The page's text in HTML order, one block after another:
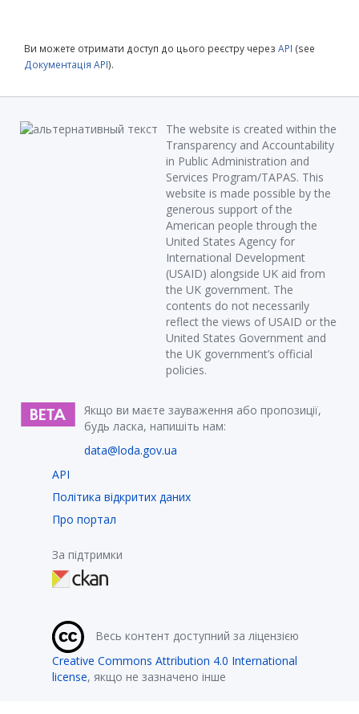
Ви можете отримати доступ до цього реєстру через API (see
Документація API).
The website is created within the
Transparency and Accountability
in Public Administration and
Services Program/TAPAS. This
website is made possible by the
generous support of the
American people through the
United States Agency for
International Development
(USAID) alongside UK aid from
the UK government. The
contents do not necessarily
reflect the views of USAID or the
United States Government and
the UK government’s official
policies.
Якщо ви маєте зауваження або пропозиції,
будь ласка, напишіть нам:
data@loda.gov.ua
API
Політика відкритих даних
Про портал
За підтримки
Весь контент доступний за ліцензією
Creative Commons Attribution 4.0 International
license, якщо не зазначено інше